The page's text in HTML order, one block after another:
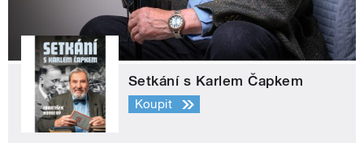
Setkání s Karlem Čapkem
Koupit